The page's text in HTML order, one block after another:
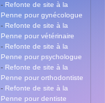
- Refonte de site à la
Penne pour gynécologue
- Refonte de site à la
Penne pour vétérinaire
- Refonte de site à la
Penne pour psychologue
- Refonte de site à la
Penne pour orthodontiste
- Refonte de site à la
Penne pour dentiste